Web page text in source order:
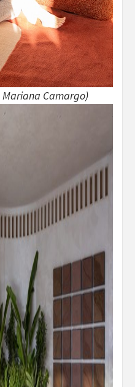
Camargo)